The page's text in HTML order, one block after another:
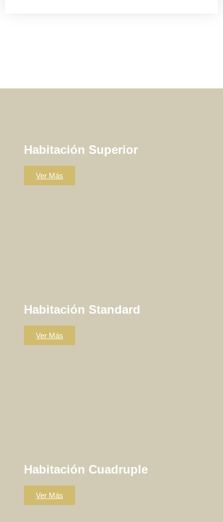
Habitación Superior
Ver Más
Habitación Standard
Ver Más
Habitación Cuadruple
Ver Más